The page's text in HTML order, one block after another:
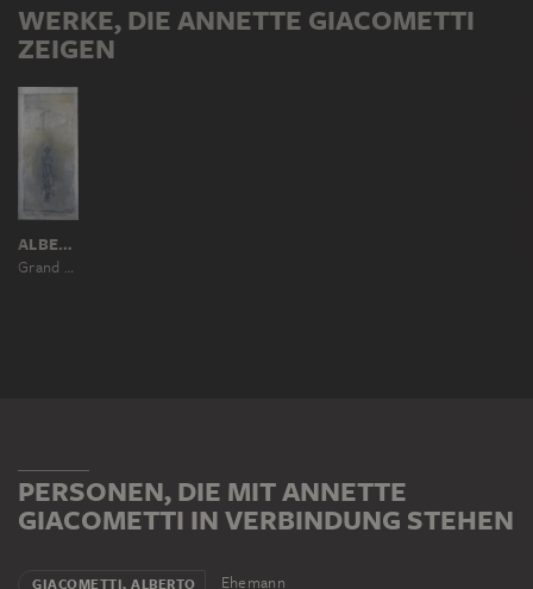
WERKE, DIE ANNETTE GIACOMETTI
ZEIGEN
ALBERTO GIACOMETTI
Grand nu assis
PERSONEN, DIE MIT ANNETTE
GIACOMETTI IN VERBINDUNG STEHEN
GIACOMETTI, ALBERTO Ehemann